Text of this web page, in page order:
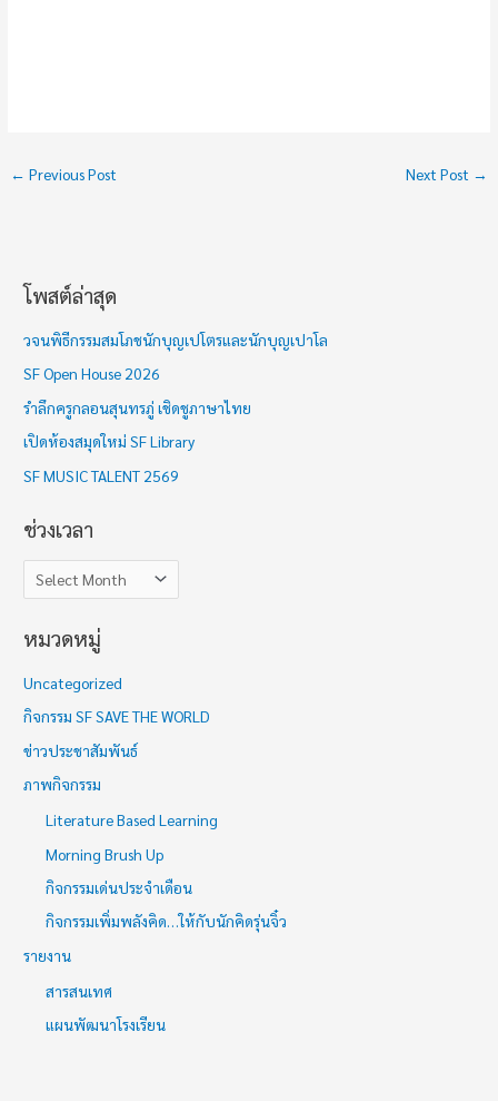
← Previous Post Next Post →
โพสต์ล่าสุด
วจนพิธีกรรมสมโภชนักบุญเปโตรและนักบุญเปาโล
SF Open House 2026
รำลึกครูกลอนสุนทรภู่ เชิดชูภาษาไทย
เปิดห้องสมุดใหม่ SF Library
SF MUSIC TALENT 2569
ช่วงเวลา
ช่
ง
เ
ว
ล
า
หมวดหมู่
Uncategorized
กิจกรรม SF SAVE THE WORLD
ข่าวประชาสัมพันธ์
ภาพกิจกรรม
Literature Based Learning
Morning Brush Up
กิจกรรมเด่นประจำเดือน
กิจกรรมเพิ่มพลังคิด…ให้กับนักคิดรุ่นจิ๋ว
รายงาน
สารสนเทศ
แผนพัฒนาโรงเรียน